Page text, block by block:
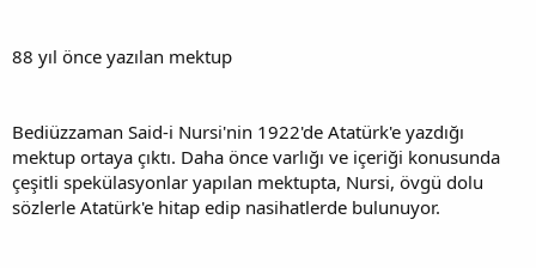
a
h
88 yıl önce yazılan mektup
Bediüzzaman Said-i Nursi'nin 1922'de Atatürk'e yazdığı
mektup ortaya çıktı. Daha önce varlığı ve içeriği konusunda
çeşitli spekülasyonlar yapılan mektupta, Nursi, övgü dolu
sözlerle Atatürk'e hitap edip nasihatlerde bulunuyor.